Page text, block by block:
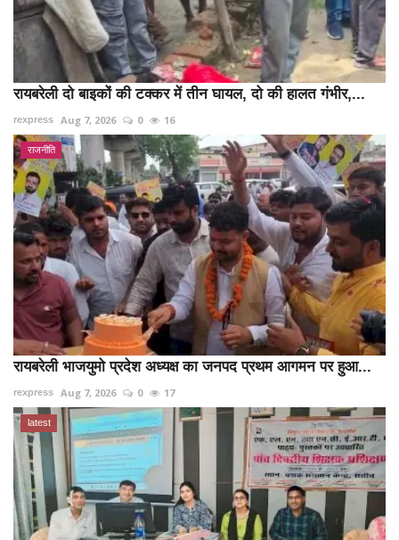
रायबरेली दो बाइकों की टक्कर में तीन घायल, दो की हालत गंभीर,...
rexpress Aug 7, 2026 0 16
राजनीति
रायबरेली भाजयुमो प्रदेश अध्यक्ष का जनपद प्रथम आगमन पर हुआ...
rexpress Aug 7, 2026 0 17
latest